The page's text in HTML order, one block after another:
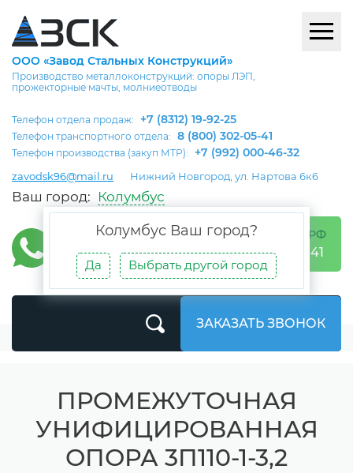
ООО «Завод Стальных Конструкций»
Производство металлоконструкций: опоры ЛЭП,
прожекторные мачты, молниеотводы
Телефон отдела продаж: +7 (8312) 19-92-25
Телефон транспортного отдела: 8 (800) 302-05-41
Телефон производства (закуп МТР): +7 (992) 000-46-32
zavodsk96@mail.ru Нижний Новгород, ул. Нартова 6к6
Ваш город: Колумбус
Колумбус Ваш город?
Да Выбрать другой город
БЕСПЛАТНО ПО РФ
8 (800) 302-05-41
ЗАКАЗАТЬ ЗВОНОК
ПРОМЕЖУТОЧНАЯ
УНИФИЦИРОВАННАЯ
ОПОРА 3П110-1-3,2